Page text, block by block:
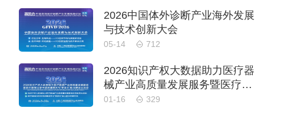
2026中国体外诊断产业海外发展
与技术创新大会
05-14 712
2026知识产权大数据助力医疗器
械产业高质量发展服务暨医疗器
械注册申报质量提升与'零发
01-16 329